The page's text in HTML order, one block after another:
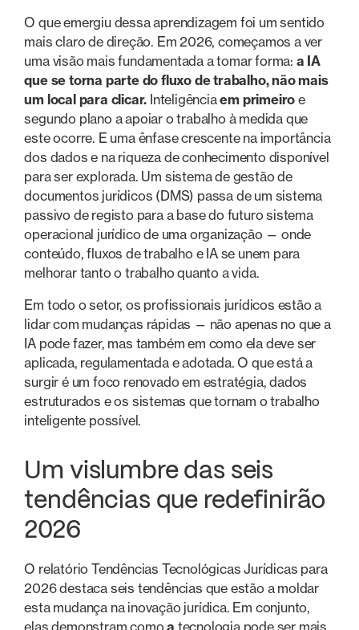
O que emergiu dessa aprendizagem foi um sentido
mais claro de direção. Em 2026, começamos a ver
uma visão mais fundamentada a tomar forma: a IA
que se torna parte do fluxo de trabalho, não mais
um local para clicar. Inteligênciaem primeiroe
segundo plano a apoiar o trabalho à medida que
este ocorre. E uma ênfase crescente na importância
dos dados e na riqueza de conhecimento disponível
para ser explorada. Um sistema de gestão de
documentos jurídicos (DMS) passa de um sistema
passivo de registo para a base do futuro sistema
operacional jurídico de uma organização — onde
conteúdo, fluxos de trabalho e IA se unem para
melhorar tanto o trabalho quanto a vida.
Em todo o setor, os profissionais jurídicos estão a
lidar com mudanças rápidas — não apenas no que a
IA pode fazer, mas também em como ela deve ser
aplicada, regulamentada e adotada. O que está a
surgir é um foco renovado em estratégia, dados
estruturados e os sistemas que tornam o trabalho
inteligente possível.
Um vislumbre das seis
tendências que redefinirão
2026
O relatório Tendências Tecnológicas Jurídicas para
2026 destaca seis tendências que estão a moldar
esta mudança na inovação jurídica. Em conjunto,
elas demonstram comoa tecnologia pode ser mais